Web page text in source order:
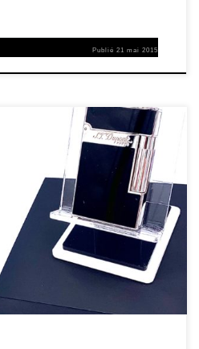
Publié21 mai 2015